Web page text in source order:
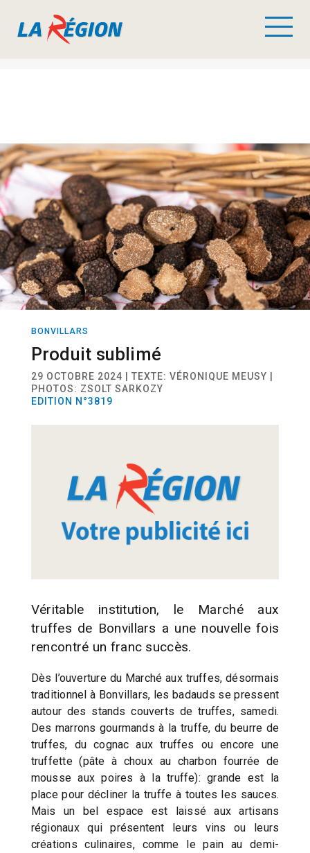
BONVILLARS
Produit sublimé
29 OCTOBRE 2024 | TEXTE: VÉRONIQUE MEUSY |
PHOTOS: ZSOLT SARKOZY
EDITION N°3819
Véritable institution, le Marché aux
truffes de Bonvillars a une nouvelle fois
rencontré un franc succès.
Dès l’ouverture du Marché aux truffes, désormais
traditionnel à Bonvillars, les badauds se pressent
autour des stands couverts de truffes, samedi.
Des marrons gourmands à la truffe, du beurre de
truffes, du cognac aux truffes ou encore une
truffette (pâte à choux au charbon fourrée de
mousse aux poires à la truffe): grande est la
place pour décliner la truffe à toutes les sauces.
Mais un bel espace est laissé aux artisans
régionaux qui présentent leurs vins ou leurs
créations culinaires, comme le pain au demi-